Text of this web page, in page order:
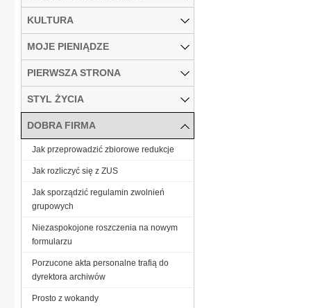
KULTURA
MOJE PIENIĄDZE
PIERWSZA STRONA
STYL ŻYCIA
DOBRA FIRMA
Jak przeprowadzić zbiorowe redukcje
Jak rozliczyć się z ZUS
Jak sporządzić regulamin zwolnień
grupowych
Niezaspokojone roszczenia na nowym
formularzu
Porzucone akta personalne trafią do
dyrektora archiwów
Prosto z wokandy